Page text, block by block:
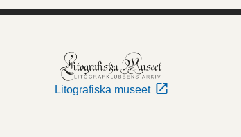
Litografiska museet